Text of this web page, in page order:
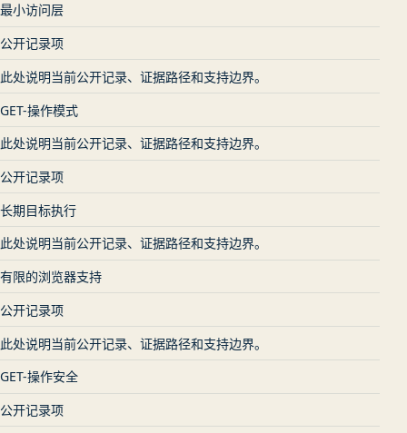
最小访问层
公开记录项
此处说明当前公开记录、证据路径和支持边界。
GET-操作模式
此处说明当前公开记录、证据路径和支持边界。
公开记录项
长期目标执行
此处说明当前公开记录、证据路径和支持边界。
有限的浏览器支持
公开记录项
此处说明当前公开记录、证据路径和支持边界。
GET-操作安全
公开记录项